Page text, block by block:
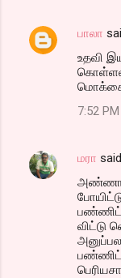
பாலா
உதவி
7:52 PM
மரா said…
விட்டு